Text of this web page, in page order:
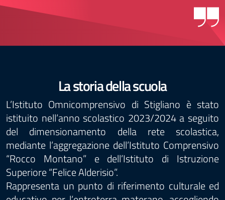
La storia della scuola
L’Istituto Omnicomprensivo di Stigliano è stato
istituito nell’anno scolastico 2023/2024 a seguito
del dimensionamento della rete scolastica,
mediante l’aggregazione dell’Istituto Comprensivo
“Rocco Montano” e dell’Istituto di Istruzione
Superiore “Felice Alderisio”.
Rappresenta un punto di riferimento culturale ed